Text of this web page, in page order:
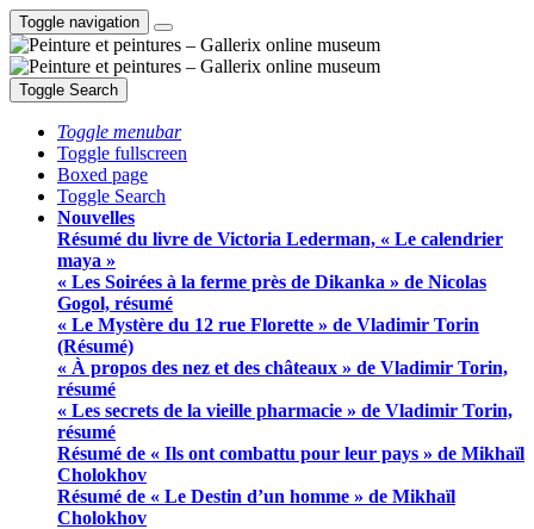
Toggle navigation
Toggle Search
Toggle menubar
Toggle fullscreen
Boxed page
Toggle Search
Nouvelles
Résumé du livre de Victoria Lederman, « Le calendrier
maya »
« Les Soirées à la ferme près de Dikanka » de Nicolas
Gogol, résumé
« Le Mystère du 12 rue Florette » de Vladimir Torin
(Résumé)
« À propos des nez et des châteaux » de Vladimir Torin,
résumé
« Les secrets de la vieille pharmacie » de Vladimir Torin,
résumé
Résumé de « Ils ont combattu pour leur pays » de Mikhaïl
Cholokhov
Résumé de « Le Destin d’un homme » de Mikhaïl
Cholokhov